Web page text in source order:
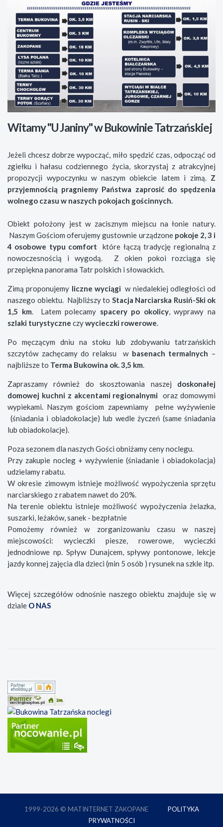
Witamy "U Janiny" w Bukowinie Tatrzańskiej
Jeżeli chcesz dobrze wypocząć, miło spędzić czas, odpocząć od
zgiełku i hałasu codziennego życia, skorzystaj z atrakcyjnej
propozycji wypoczynku w naszym obiekcie latem i zimą. Z
przyjemnością pragniemy Państwa zaprosić do spędzenia
wolnego czasu w naszych pokojach gościnnych.
Obiekt położony jest w zacisznym miejscu na łonie natury.
Naszym Gościom oferujemy gustownie urządzone pokoje 2, 3 i
4 osobowe typu comfort które łączą tradycję regionalną z
nowoczesnością i wygodą. Z okien pokoi rozciąga się
przepiękna panorama Tatr polskich i słowackich.
Zimą proponujemy liczne wyciągi w niedalekiej odległości od
naszego obiektu. Najbliższy to Stacja Narciarska Rusiń-Ski ok
1,5 km. Latem polecamy spacery po okolicy, wyprawy na
szlaki turystyczne czywycieczki rowerowe.
Po męczącym dniu na stoku lub zdobywaniu tatrzańskich
szczytów zachęcamy do relaksu w basenach termalnych –
najbliższe to Terma Bukowina ok. 3,5 km.
Zapraszamy również do skosztowania naszej doskonałej
domowej kuchni z akcentami regionalnymi
oraz domowymi
wypiekami. Naszym gościom zapewniamy pełne wyżywienie
(śniadania i obiadokolacje) lub wedle życzeń (same śniadania
lub obiadokolacje).
Poza sezonem dla naszych Gości obniżamy ceny noclegu.
Przy zakupie nocleg + wyżywienie (śniadanie i obiadokolacja)
udzielamy rabatu.
W okresie zimowym istnieje możliwość wypożyczenia sprzętu
narciarskiego z rabatem nawet do 20%.
Na terenie obiektu istnieje możliwość wypożyczenia żelazka,
suszarki, leżaków, sanek - bezpłatnie
Pomożemy również w zorganizowaniu czasu w naszej
miejscowości: wycieczki piesze, rowerowe, wycieczki
jednodniowe np. Spływ Dunajcem, spływy pontonowe, lekcje
jazdy konnej zajęcia dla dzieci (min 5 osób ) rysunek na szkle itp.
Więcej szczegółów odnośnie naszego obiektu znajduje się w
dziale O NAS
1999-2026 © MATINTERNET ZAKOPANE POLITYKA
PRYWATNOŚCI